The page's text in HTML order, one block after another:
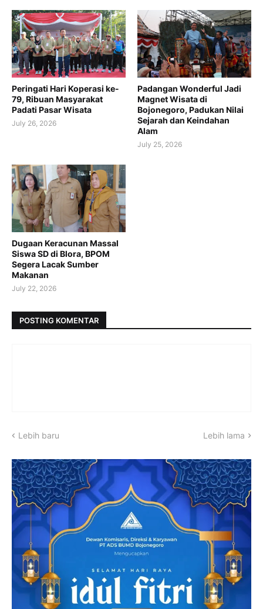
Peringati Hari Koperasi ke-
79, Ribuan Masyarakat
Padati Pasar Wisata
July 26, 2026
Padangan Wonderful Jadi
Magnet Wisata di
Bojonegoro, Padukan Nilai
Sejarah dan Keindahan
Alam
July 25, 2026
Dugaan Keracunan Massal
Siswa SD di Blora, BPOM
Segera Lacak Sumber
Makanan
July 22, 2026
POSTING KOMENTAR
Lebih baru Lebih lama